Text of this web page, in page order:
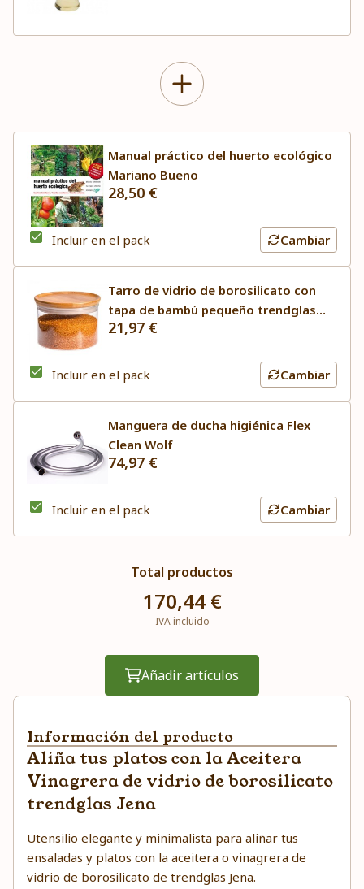
Manual práctico del huerto ecológico
Mariano Bueno
28,50 €
Incluir en el pack Cambiar
Tarro de vidrio de borosilicato con
tapa de bambú pequeño trendglas
Jena
21,97 €
Incluir en el pack Cambiar
Manguera de ducha higiénica Flex
Clean Wolf
74,97 €
Incluir en el pack Cambiar
Total productos
170,44 €
IVA incluido
Añadir artículos
Información del producto
Aliña tus platos con la Aceitera
Vinagrera de vidrio de borosilicato
trendglas Jena
Utensilio elegante y minimalista para aliñar tus
ensaladas y platos con la aceitera o vinagrera de
vidrio de borosilicato de trendglas Jena.